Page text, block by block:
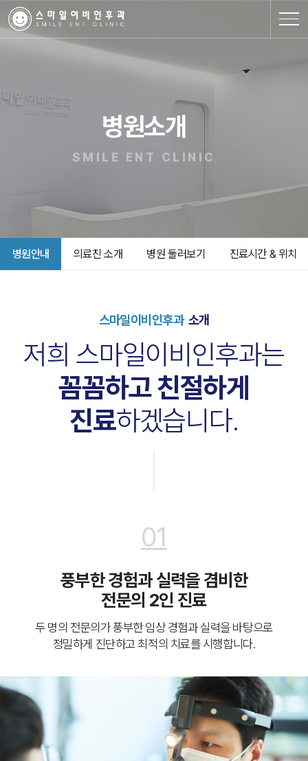
병원소개
SMILE ENT CLINIC
병원안내 의료진 소개 병원 둘러보기 진료시간 & 위치
스마일이비인후과 소개
저희 스마일이비인후과는
꼼꼼하고 친절하게
진료하겠습니다.
01
풍부한 경험과 실력을 겸비한
전문의 2인 진료
두 명의 전문의가 풍부한 임상 경험과 실력을 바탕으로
정밀하게 진단하고 최적의 치료를 시행합니다.